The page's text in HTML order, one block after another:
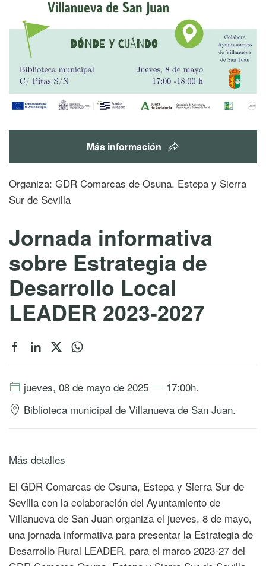
Más información
Organiza: GDR Comarcas de Osuna, Estepa y Sierra
Sur de Sevilla
Jornada informativa
sobre Estrategia de
Desarrollo Local
LEADER 2023-2027
jueves, 08 de mayo de 2025
17:00h.
Biblioteca municipal de Villanueva de San Juan.
Más detalles
El GDR Comarcas de Osuna, Estepa y Sierra Sur de
Sevilla con la colaboración del Ayuntamiento de
Villanueva de San Juan organiza el jueves, 8 de mayo,
una jornada informativa para presentar la Estrategia de
Desarrollo Rural LEADER, para el marco 2023-27 del